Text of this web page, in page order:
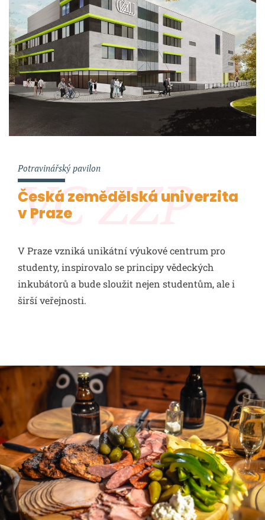
VC ZZP
Potravinářský pavilon
Česká zemědělská univerzita
v Praze
V Praze vzniká unikátní výukové centrum pro
studenty, inspirovalo se principy vědeckých
inkubátorů a bude sloužit nejen studentům, ale i
širší veřejnosti.